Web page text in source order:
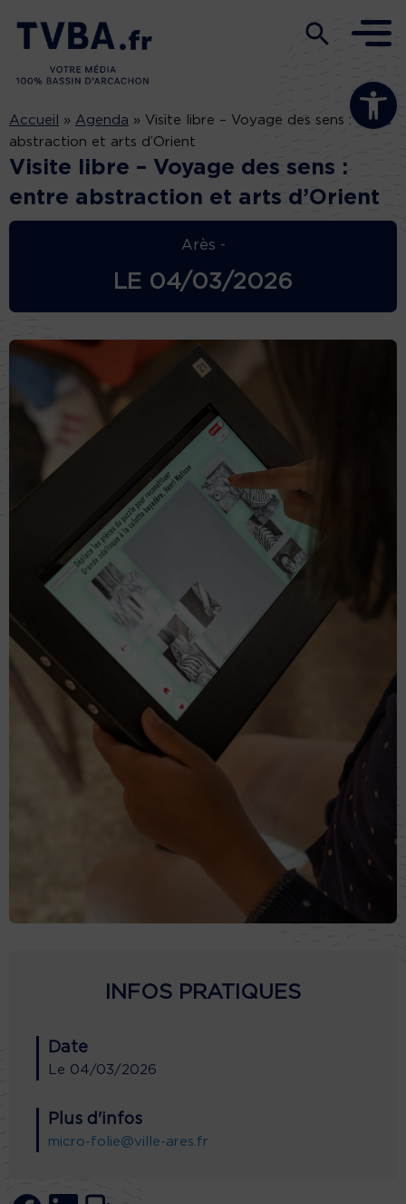
Ouvrir la
Accueil » Agenda » Visite libre – Voyage des sens : entre
abstraction et arts d’Orient
Visite libre – Voyage des sens :
entre abstraction et arts d’Orient
Arès -
LE 04/03/2026
INFOS PRATIQUES
Date
Le 04/03/2026
Plus d'infos
micro-folie@ville-ares.fr